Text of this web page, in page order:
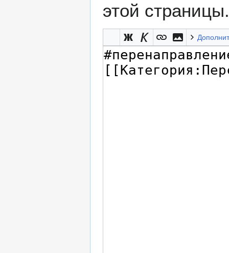
этой страницы.